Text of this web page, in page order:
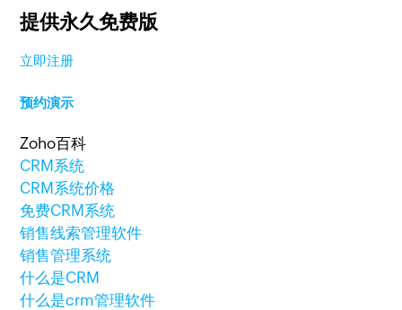
提供永久免费版
立即注册
预约演示
Zoho百科
CRM系统
CRM系统价格
免费CRM系统
销售线索管理软件
销售管理系统
什么是CRM
什么是crm管理软件